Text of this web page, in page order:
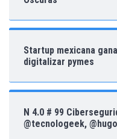
Startup mexicana
digitalizar pymes
N 4.0 # 99
@tecnologeek,